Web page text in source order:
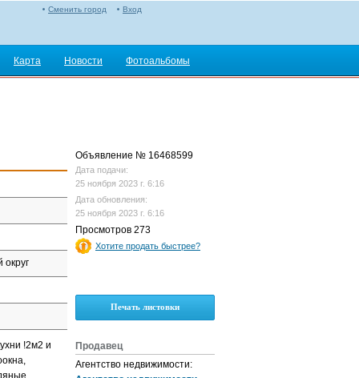
Вход
Сменить город
Карта Новости Фотоальбомы
округ
!2м2 и
Объявление № 16468599
Дата подачи:
25 ноября 2023 г. 6:16
Дата обновления:
25 ноября 2023 г. 6:16
Просмотров 273
Хотите продать быстрее?
Печать листовки
Продавец
Агентство недвижимости: